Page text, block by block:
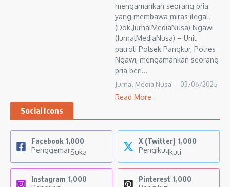
mengamankan seorang pria
yang membawa miras ilegal.
(Dok.JurnalMediaNusa) Ngawi
(JurnalMediaNusa) – Unit
patroli Polsek Pangkur, Polres
Ngawi, mengamankan seorang
pria beri...
Jurnal Media Nusa 03/06/2025
Read More
Social Icons
Facebook 1,000
PenggemarSuka
X (Twitter) 1,000
PengikutIkuti
Instagram 1,000
Pinterest 1,000